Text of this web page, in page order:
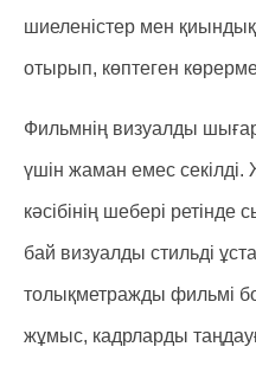
шиеленістер мен
отырып, көптеген
Фильмнің визуалды
үшін жаман емес
кәсібінің шебері ретінде
бай визуалды стильді
толықметражды фильмі
жұмыс, кадрларды